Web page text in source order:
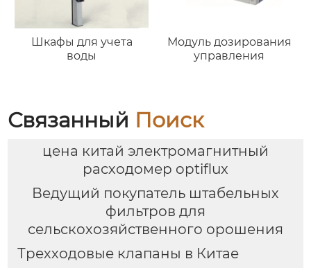
Шкафы для учета
воды
Модуль дозирования
управления
Связанный Поиск
цена китай электромагнитный
расходомер optiflux
Ведущий покупатель штабельных
фильтров для
сельскохозяйственного орошения
Трехходовые клапаны в Китае